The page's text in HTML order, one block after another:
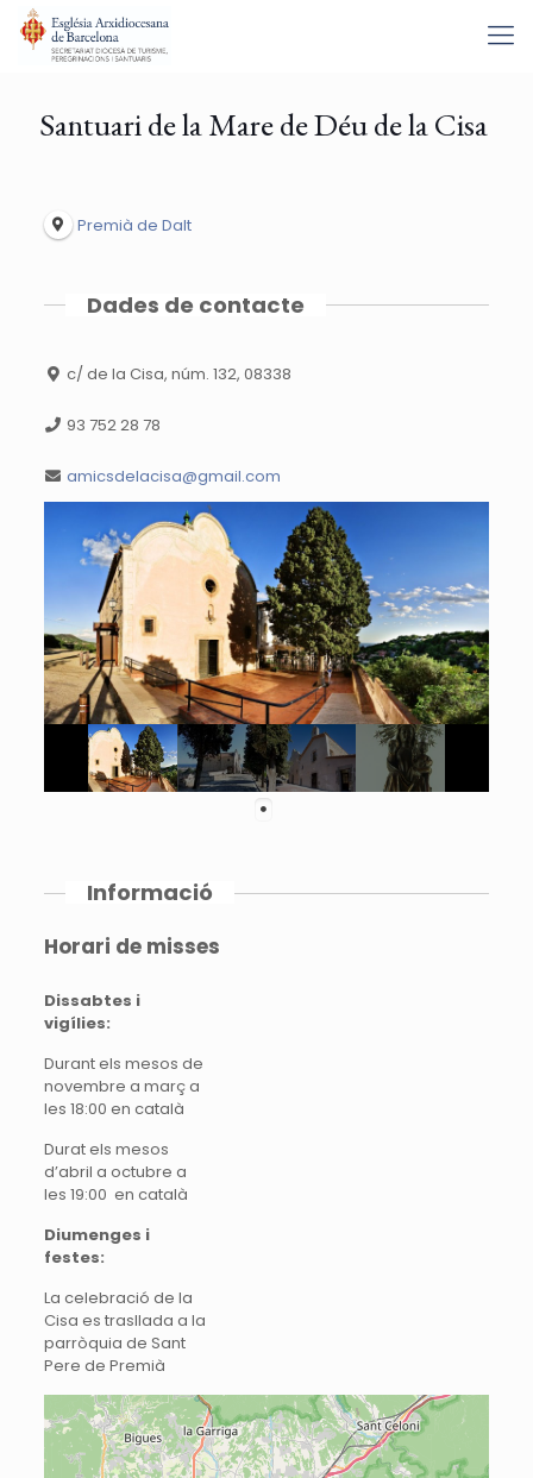
Santuari de la Mare de Déu de la Cisa
Premià de Dalt
Dades de contacte
c/ de la Cisa, núm. 132, 08338
93 752 28 78
amicsdelacisa@gmail.com
Informació
Horari de misses
Dissabtes i
vigílies:
Durant els mesos de
novembre a març a
les 18:00 en català
Durat els mesos
d’abril a octubre a
les 19:00 en català
Diumenges i
festes:
La celebració de la
Cisa es trasllada a la
parròquia de Sant
Pere de Premià